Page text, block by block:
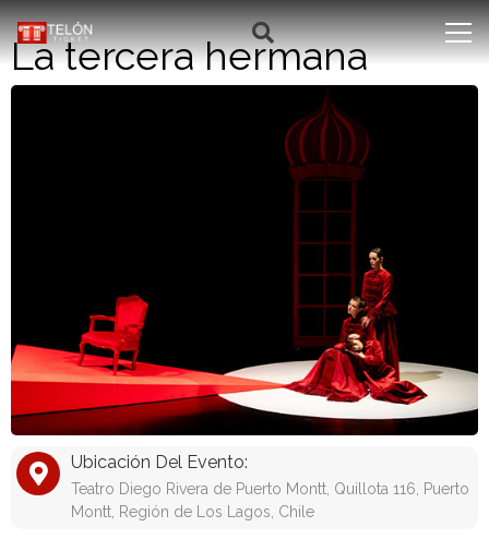
La tercera hermana
Ubicación Del Evento:
Teatro Diego Rivera de Puerto Montt, Quillota 116, Puerto
Montt, Región de Los Lagos, Chile